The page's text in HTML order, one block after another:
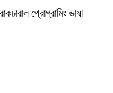
প্রোগ্রামিং ভাষা